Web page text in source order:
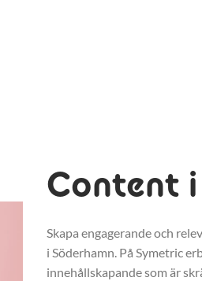
Content i
Skapa engagerande och
i Söderhamn. På Symetric
innehållskapande som är